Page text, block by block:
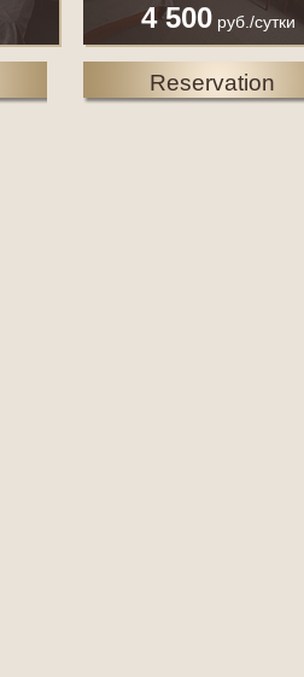
4 500 руб./сутки
Reservation